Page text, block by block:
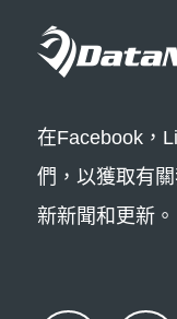
在Facebook，
們，以獲取有
新新聞和更新。